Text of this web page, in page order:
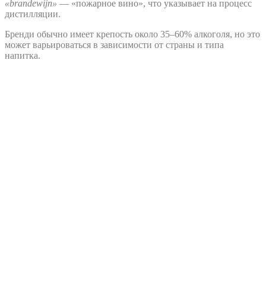
«brandewijn» — «пожарное вино», что указывает на процесс
дистилляции.
Бренди обычно имеет крепость около 35–60% алкоголя, но это
может варьироваться в зависимости от страны и типа
напитка.